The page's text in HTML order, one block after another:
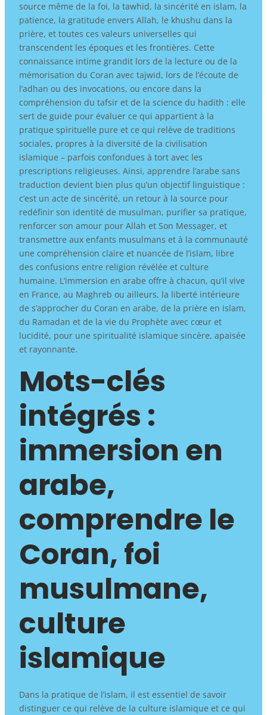
source même de la foi, la tawhid, la sincérité en islam, la
patience, la gratitude envers Allah, le khushu dans la
prière, et toutes ces valeurs universelles qui
transcendent les époques et les frontières. Cette
connaissance intime grandit lors de la lecture ou de la
mémorisation du Coran avec tajwid, lors de l’écoute de
l’adhan ou des invocations, ou encore dans la
compréhension du tafsir et de la science du hadith : elle
sert de guide pour évaluer ce qui appartient à la
pratique spirituelle pure et ce qui relève de traditions
sociales, propres à la diversité de la civilisation
islamique – parfois confondues à tort avec les
prescriptions religieuses. Ainsi, apprendre l’arabe sans
traduction devient bien plus qu’un objectif linguistique :
c’est un acte de sincérité, un retour à la source pour
redéfinir son identité de musulman, purifier sa pratique,
renforcer son amour pour Allah et Son Messager, et
transmettre aux enfants musulmans et à la communauté
une compréhension claire et nuancée de l’islam, libre
des confusions entre religion révélée et culture
humaine. L’immersion en arabe offre à chacun, qu’il vive
en France, au Maghreb ou ailleurs, la liberté intérieure
de s’approcher du Coran en arabe, de la prière en islam,
du Ramadan et de la vie du Prophète avec cœur et
lucidité, pour une spiritualité islamique sincère, apaisée
et rayonnante.
Mots-clés
intégrés :
immersion en
arabe,
comprendre le
Coran, foi
musulmane,
culture
islamique
Dans la pratique de l’islam, il est essentiel de savoir
distinguer ce qui relève de la culture islamique et ce qui